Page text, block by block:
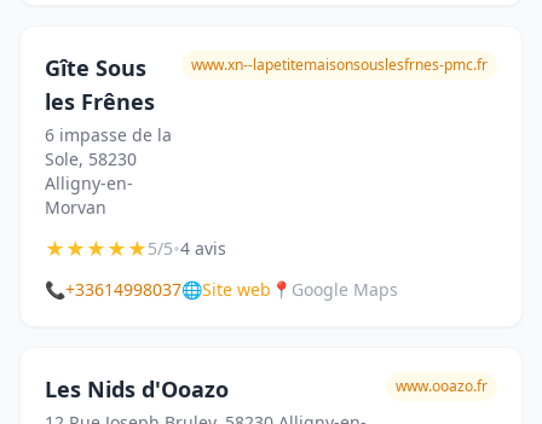
Gîte Sous
les Frênes
6 impasse de la
Sole, 58230
Alligny-en-
Morvan
www.xn--lapetitemaisonsouslesfrnes-pmc.fr
★★★★★5/5•4 avis
📞+33614998037🌐Site web 📍 Google Maps
Les Nids d'Ooazo www.ooazo.fr